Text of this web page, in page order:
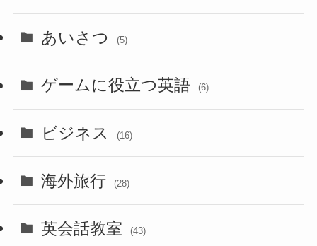
あいさつ (5)
ゲームに役立つ英語 (6)
ビジネス (16)
海外旅行 (28)
英会話教室 (43)